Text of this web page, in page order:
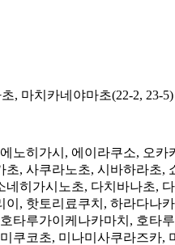
, 마치카네야마초(22-2, 23-5)
노히가시, 에이라쿠소, 오
, 사쿠라노초, 시바하라초,
히가시노초, 다치바나초,
, 핫토리료쿠치, 하라다나
루가이케나카마치, 호타
쿠코초, 미나미사쿠라즈카